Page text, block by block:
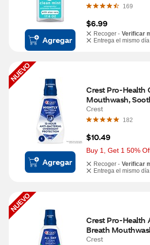
Agregar
169
$6.99
Recoger - Verificar
Entrega el mismo día
NUEVO
Agregar
Crest Pro-Health
Mouthwash,
OZ
Crest
182
$10.49
Buy 1, Get 1 50%
Recoger - Verificar
Entrega el mismo día
NUEVO
Crest Pro-Health
Breath
33.8 OZ
Crest